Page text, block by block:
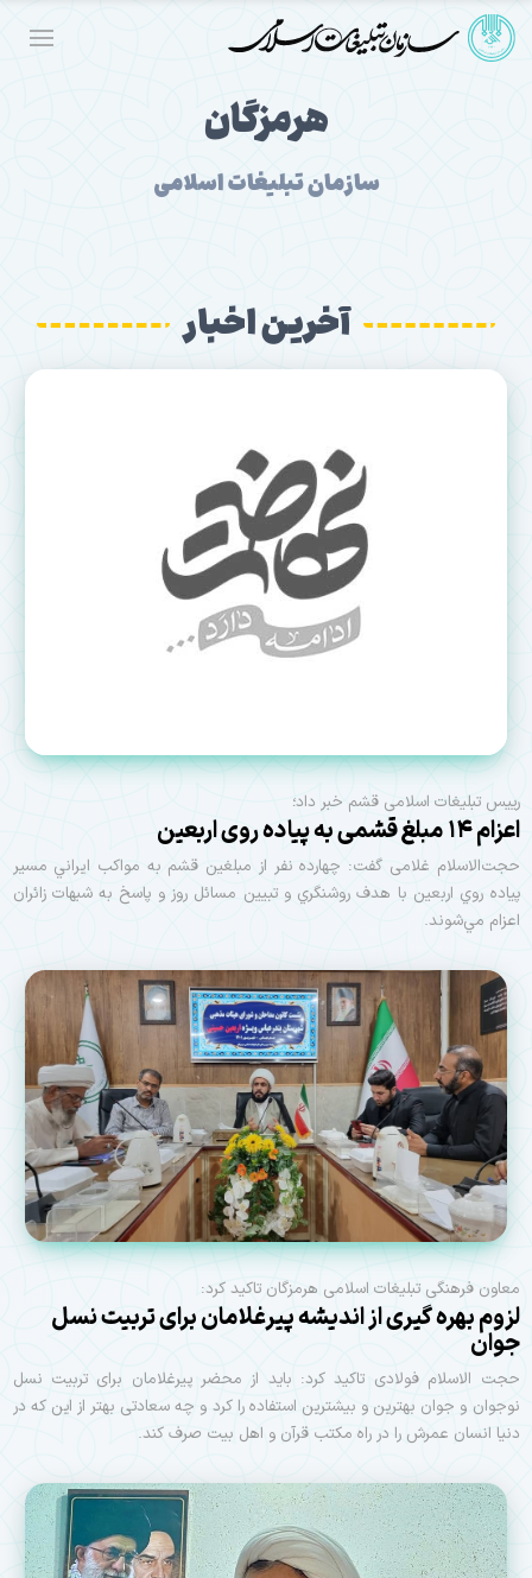
هرمزگان
سازمان تبلیغات اسلامی
آخرین اخبار
رییس تبلیغات اسلامی قشم خبر داد؛
اعزام ۱۴ مبلغ قشمی به پیاده روی اربعین
حجت‌الاسلام غلامی گفت: چهارده نفر از مبلغین قشم به مواكب ايراني مسير
پياده روي اربعين با هدف روشنگري و تبيين مسائل روز و پاسخ به شبهات زائران
اعزام مي‌شوند.
معاون فرهنگی تبلیغات اسلامی هرمزگان تاکید کرد:
لزوم بهره گیری از اندیشه پیرغلامان برای تربیت نسل
جوان
حجت الاسلام فولادی تاکید کرد: باید از محضر پیرغلامان برای تربیت نسل
نوجوان و جوان بهترین و بیشترین استفاده را کرد و چه سعادتی بهتر از این که در
دنیا انسان عمرش را در راه مکتب قرآن و اهل بیت صرف کند.